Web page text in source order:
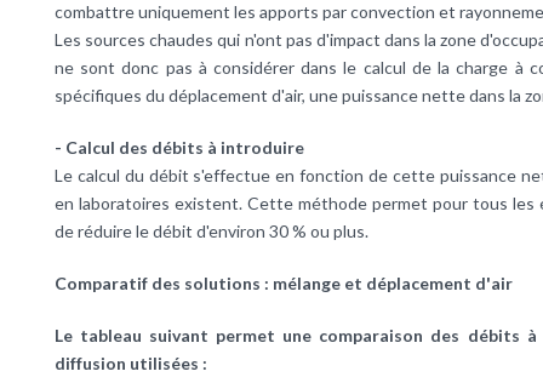
combattre uniquement les apports par convection et
Les sources chaudes qui n'ont pas d'impact dans la zone
ne sont donc pas à considérer dans le calcul de la charge à
spécifiques du déplacement d'air, une puissance nette dans la
- Calcul des débits à introduire
Le calcul du débit s'effectue en fonction de cette puissance
en laboratoires existent. Cette méthode permet pour tous les
de réduire le débit d'environ 30 % ou plus.
Comparatif des solutions : mélange et déplacement d'air
Le tableau suivant permet une comparaison des débits
diffusion utilisées :